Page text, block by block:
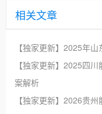
相关文章
【独家更新】2025年
【独家更新】2025四
案解析
【独家更新】2026贵